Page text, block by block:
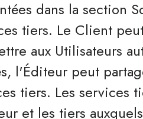
dans la section
tiers. Le Client
aux Utilisateurs
l'Éditeur peut
tiers. Les services
et les tiers